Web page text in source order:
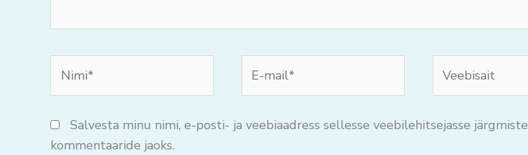
mail*
Salvesta minu nimi, e-posti- ja veebiaadress sellesse veebilehitsejasse järgmiste
kommentaaride jaoks.